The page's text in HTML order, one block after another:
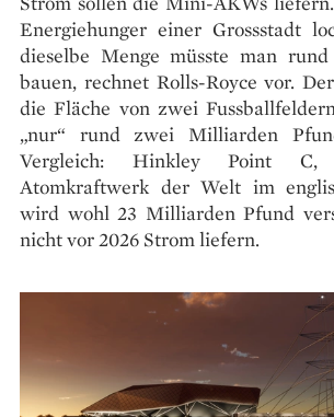
Energiehunger einer Grossstadt
dieselbe Menge müsste man
bauen, rechnet Rolls-Royce vor.
die Fläche von zwei
„nur“ rund zwei Milliarden
Vergleich: Hinkley Point C,
Atomkraftwerk der Welt im
wird wohl 23 Milliarden Pfund
nicht vor 2026 Strom liefern.